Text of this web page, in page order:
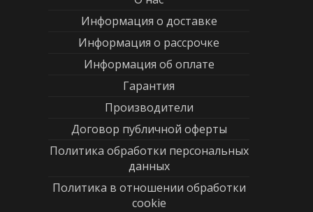
Информация о доставке
Информация о рассрочке
Информация об оплате
Гарантия
Производители
Договор публичной оферты
Политика обработки персональных
данных
Политика в отношении обработки
cookie